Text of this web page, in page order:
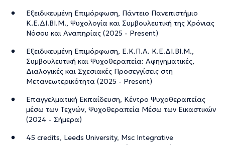
Εξειδικευμένη Επιμόρφωση, Πάντειο Πανεπιστήμιο
Κ.Ε.ΔΙ.ΒΙ.Μ., Ψυχολογία και Συμβουλευτική της Χρόνιας
Νόσου και Αναπηρίας (2025 - Present)
Εξειδικευμένη Επιμόρφωση, Ε.Κ.Π.Α. Κ.Ε.ΔΙ.ΒΙ.Μ.,
Συμβουλευτική και Ψυχοθεραπεία: Αφηγηματικές,
Διαλογικές και Σχεσιακές Προσεγγίσεις στη
Μετανεωτερικότητα (2025 - Present)
Επαγγελματική Εκπαίδευση, Κέντρο Ψυχοθεραπείας
μέσω των Τεχνών, Ψυχοθεραπεία Μέσω των Εικαστικών
(2024 - Σήμερα)
45 credits, Leeds University, Msc Integrative